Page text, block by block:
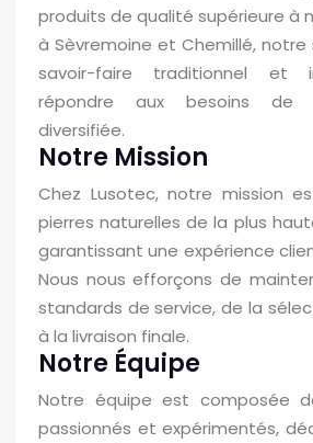
produits de qualité supérieure à
à Sèvremoine et Chemillé,
savoir-faire traditionnel et
répondre aux besoins de
diversifiée.
Notre Mission
Chez Lusotec, notre mission
pierres naturelles de la plus
garantissant une expérience
Nous nous efforçons de
standards de service, de la
à la livraison finale.
Notre Équipe
Notre équipe est composée
passionnés et expérimentés,